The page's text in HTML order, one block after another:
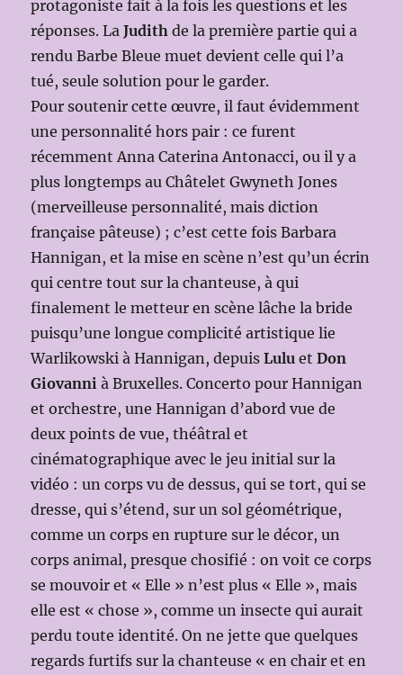
protagoniste fait à la fois les questions et les
réponses. LaJudith de la première partie qui a
rendu Barbe Bleue muet devient celle qui l’a
tué, seule solution pour le garder.
Pour soutenir cette œuvre, il faut évidemment
une personnalité hors pair : ce furent
récemment Anna Caterina Antonacci, ou il y a
plus longtemps au Châtelet Gwyneth Jones
(merveilleuse personnalité, mais diction
française pâteuse) ; c’est cette fois Barbara
Hannigan, et la mise en scène n’est qu’un écrin
qui centre tout sur la chanteuse, à qui
finalement le metteur en scène lâche la bride
puisqu’une longue complicité artistique lie
Warlikowski à Hannigan, depuisLulu etDon
Giovanni à Bruxelles. Concerto pour Hannigan
et orchestre, une Hannigan d’abord vue de
deux points de vue, théâtral et
cinématographique avec le jeu initial sur la
vidéo : un corps vu de dessus, qui se tort, qui se
dresse, qui s’étend, sur un sol géométrique,
comme un corps en rupture sur le décor, un
corps animal, presque chosifié : on voit ce corps
se mouvoir et « Elle » n’est plus « Elle », mais
elle est « chose », comme un insecte qui aurait
perdu toute identité. On ne jette que quelques
regards furtifs sur la chanteuse « en chair et en